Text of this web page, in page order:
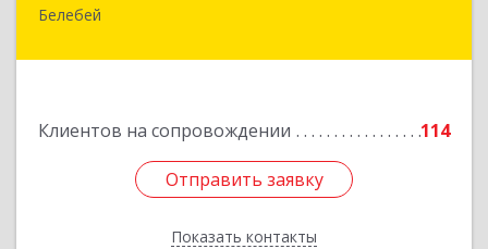
Белебей
Клиентов на сопровождении 114
Отправить заявку
Показать контакты
452000, Башкортостан Респ, Белебей г, им
Отправить заявку
Назад